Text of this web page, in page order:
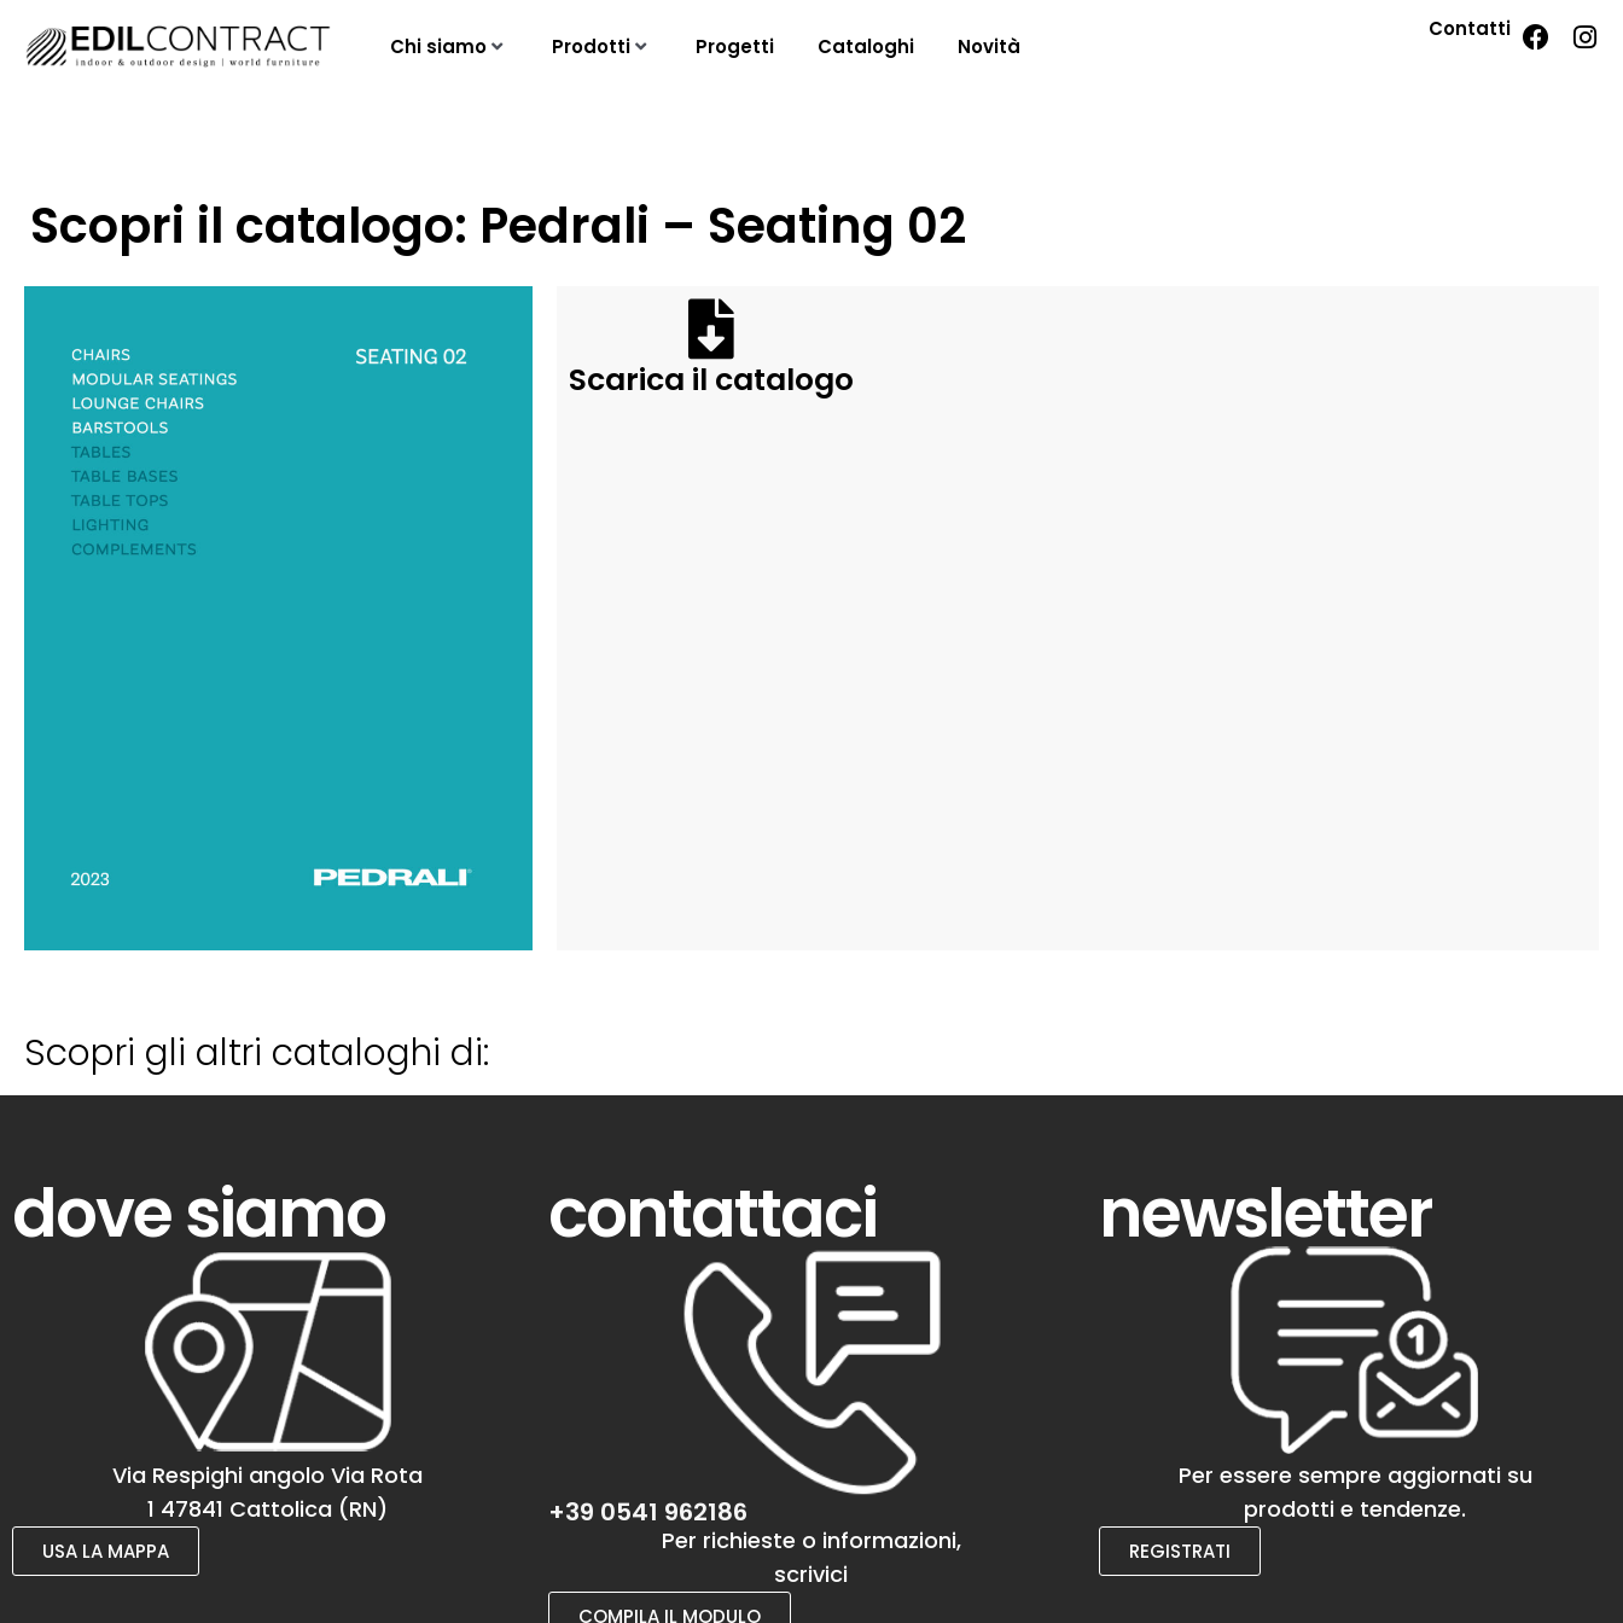
Chi siamo Prodotti Progetti Cataloghi Novità
Contatti
Scopri il catalogo: Pedrali – Seating 02
Scarica il catalogo
Scopri gli altri cataloghi di:
dove siamo
Via Respighi angolo Via Rota
1 47841 Cattolica (RN)
USA LA MAPPA
contattaci
+39 0541 962186
Per richieste o informazioni,
scrivici
COMPILA IL MODULO
newsletter
Per essere sempre aggiornati su
prodotti e tendenze.
REGISTRATI